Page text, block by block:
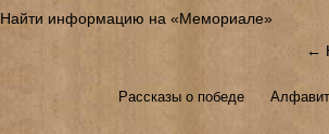
Найти информацию на «Мемориале»
←
Рассказы о победе